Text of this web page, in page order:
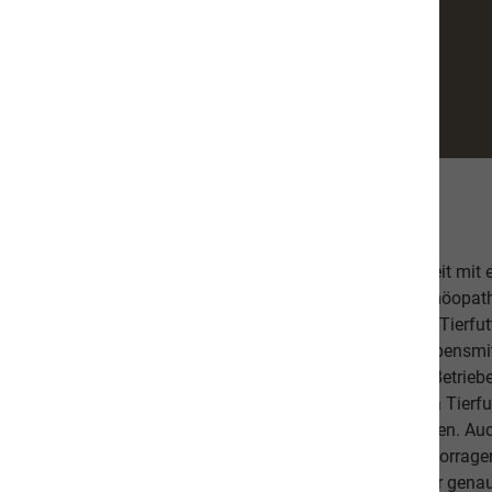
Unsere hochwertige Tiernahrung ist in Zusammenarbeit mit
bestehend aus einer Tierärztin, Tierheilpraktikern,
Ernährungsfachleuten entwickelt worden. Das leckere
Fischanteil von ca. 70% im Durchschnitt und weist
Schlachtabfälle). Höchste Qualität aus kontrollierten
Beilagen sind der Garant, dass Sie mit unserem naVita
Lieblinge ausgewogen und abwechslungsreich ernähren.
darauf, dass es Ihnen persönlich gut geht. Unsere
beweisen dies. Als Schweizer Unternehmen kennen wir